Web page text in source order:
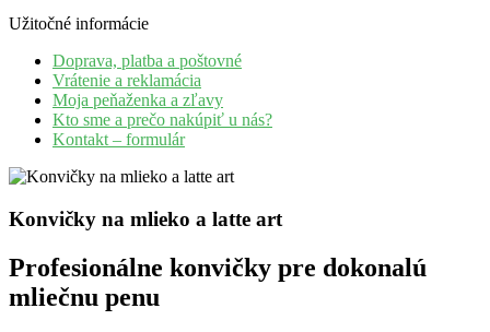
Užitočné informácie
Doprava, platba a poštovné
Vrátenie a reklamácia
Moja peňaženka a zľavy
Kto sme a prečo nakúpiť u nás?
Kontakt – formulár
Konvičky na mlieko a latte art
Profesionálne konvičky pre dokonalú
mliečnu penu